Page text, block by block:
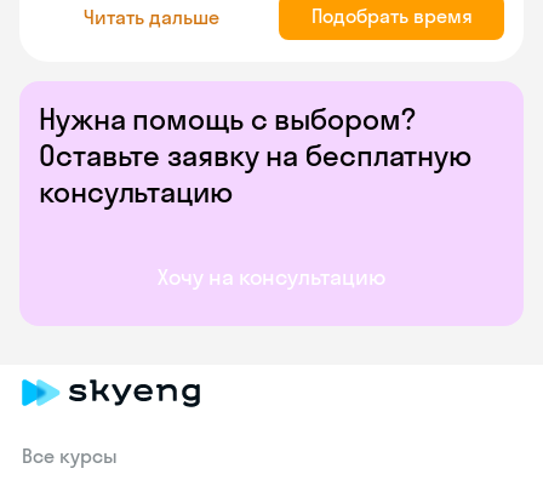
Нужна помощь с выбором?
Оставьте заявку на бесплатную
консультацию
Хочу на консультацию
Читать дальше Подобрать время
Все курсы